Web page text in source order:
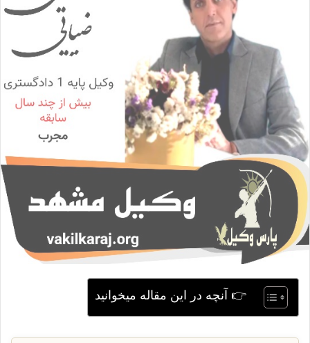
م
ی
👉 آنچه در این مقاله میخوانید